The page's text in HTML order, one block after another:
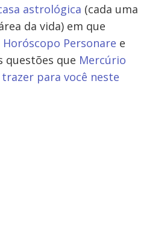
astrológica (cada uma
da vida) em que
Horóscopo Personare e
questões que Mercúrio
para você neste